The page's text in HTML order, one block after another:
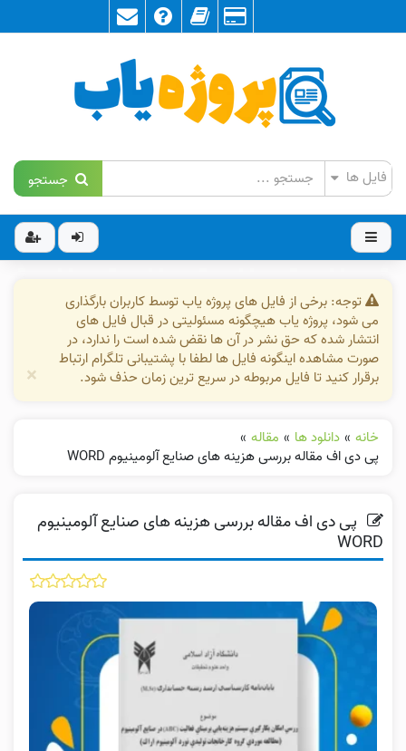
جستجو
توجه: برخی از فایل های پروژه یاب توسط کاربران بارگذاری
می شود، پروژه یاب هیچگونه مسئولیتی در قبال فایل های
انتشار شده که حق نشر در آن ها نقض شده است را ندارد، در
صورت مشاهده اینگونه فایل ها لطفا با پشتیبانی تلگرام ارتباط
برقرار کنید تا فایل مربوطه در سریع ترین زمان حذف شود.
×
خانه » دانلود ها » مقاله »
پی دی اف مقاله بررسی هزینه های صنایع آلومینیوم WORD
پی دی اف مقاله بررسی هزینه های صنایع آلومینیوم
WORD